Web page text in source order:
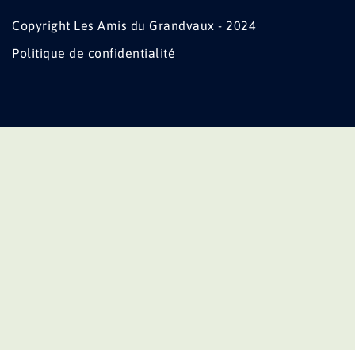
Copyright Les Amis du Grandvaux - 2024
Politique de confidentialité